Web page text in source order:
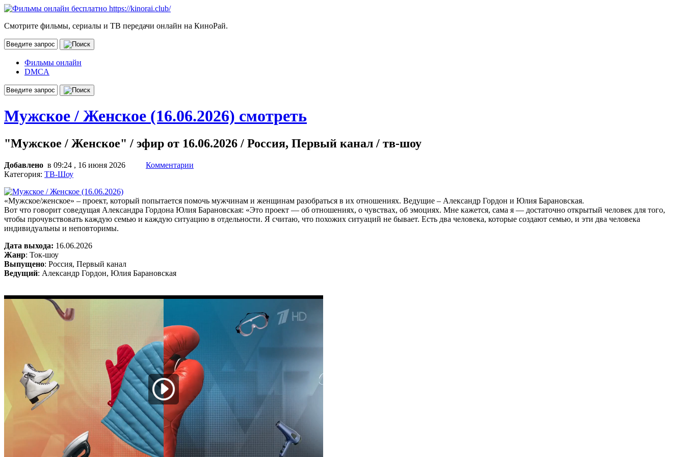
Смотрите фильмы, сериалы и ТВ передачи онлайн на КиноРай.
Фильмы онлайн
DMCA
Мужское / Женское (16.06.2026) смотреть
"Мужское / Женское" / эфир от 16.06.2026 / Россия, Первый канал / тв-шоу
Добавлено в 09:24 , 16 июня 2026
Комментарии
Категория: ТВ-Шоу
«Мужское/женское» – проект, который попытается помочь мужчинам и женщинам разобраться в их отношениях. Ведущие – Александр Гордон и Юлия Барановская.
Вот что говорит соведущая Александра Гордона Юлия Барановская: «Это проект — об отношениях, о чувствах, об эмоциях. Мне кажется, сама я — достаточно открытый человек для того,
чтобы прочувствовать каждую семью и каждую ситуацию в отдельности. Я считаю, что похожих ситуаций не бывает. Есть два человека, которые создают семью, и эти два человека
индивидуальны и неповторимы.
Дата выхода: 16.06.2026
Жанр: Ток-шоу
Выпущено: Россия, Первый канал
Ведущий: Александр Гордон, Юлия Барановская